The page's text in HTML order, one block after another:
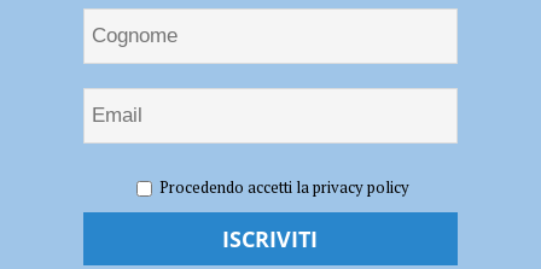
immobiliari, a Piacenza crescita del 3,6%
Compravendite immobiliari, a Piacenza
Procedendo accetti la privacy policy